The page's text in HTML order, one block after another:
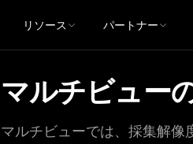
リソース パートナー
マルチビュー
マルチビューでは、採集解像